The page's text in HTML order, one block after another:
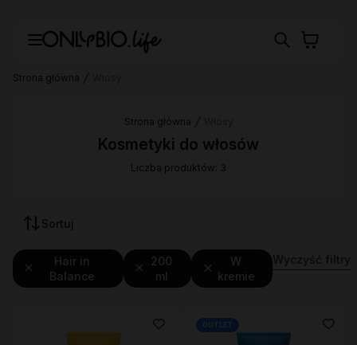
Strona główna
Strona główna
Kosmetyki do włosów
Liczba produktów: 3
Sortuj
Hair in
Balance
200
ml
W
kremie
Wyczyść filtry
OUTLET